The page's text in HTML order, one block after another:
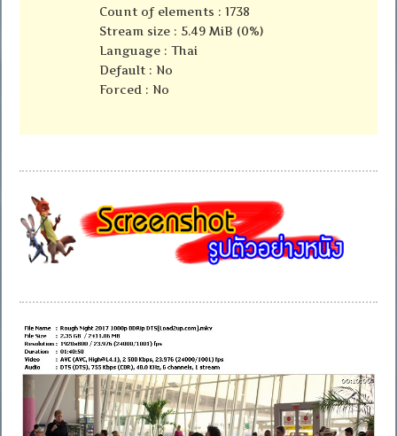
Count of elements : 1738
Stream size : 5.49 MiB (0%)
Language : Thai
Default : No
Forced : No